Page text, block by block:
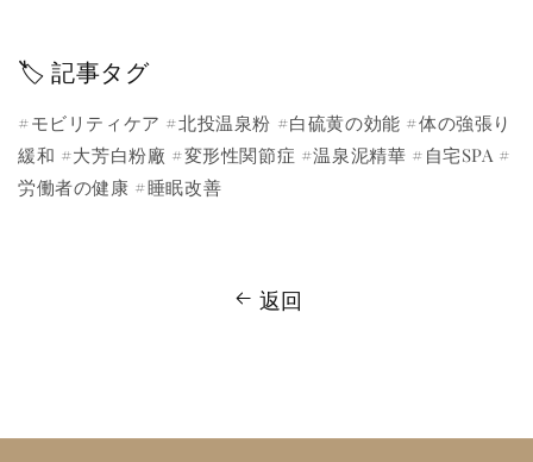
🏷️ 記事タグ
#モビリティケア #北投温泉粉 #白硫黄の効能 #体の強張り
緩和 #大芳白粉廠 #変形性関節症 #温泉泥精華 #自宅SPA #
労働者の健康 #睡眠改善
返回